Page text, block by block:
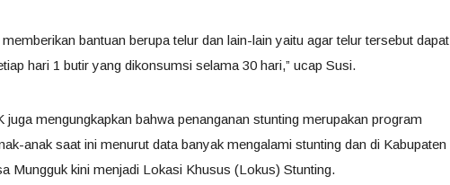
bantuan berupa telur dan lain-lain yaitu agar telur tersebut dapat
hari 1 butir yang dikonsumsi selama 30 hari,” ucap Susi.
mengungkapkan bahwa penanganan stunting merupakan program
anak saat ini menurut data banyak mengalami stunting dan di Kabupaten
Mungguk kini menjadi Lokasi Khusus (Lokus) Stunting.